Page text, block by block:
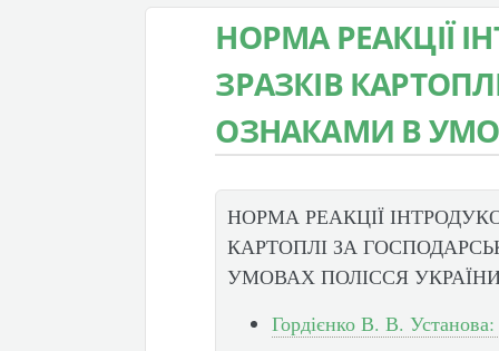
НОРМА РЕАКЦІЇ
ЗРАЗКІВ
ОЗНАКАМИ В
НОРМА РЕАКЦІЇ
КАРТОПЛІ ЗА
УМОВАХ ПОЛІССЯ
Гордієнко В. В.